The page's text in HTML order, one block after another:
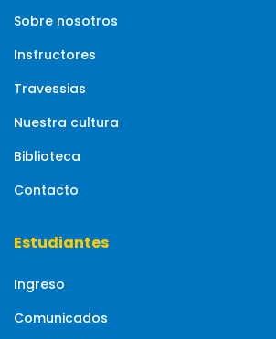
Sobre nosotros
Instructores
Travessias
Nuestra cultura
Biblioteca
Contacto
Estudiantes
Ingreso
Comunicados